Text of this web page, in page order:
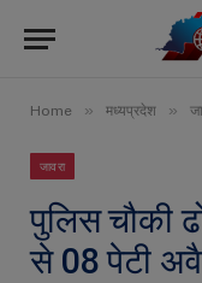
Home » मध्यप्रदेश »
जावरा
पुलिस चौकी
से 08 पेटी